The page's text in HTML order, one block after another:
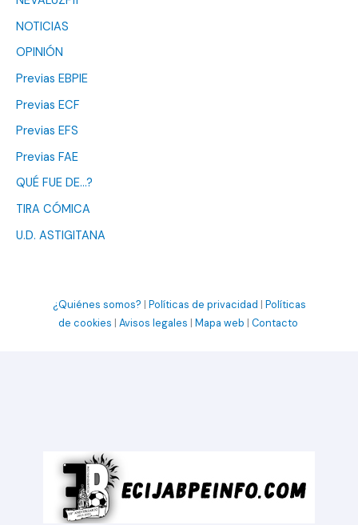
NOTICIAS
OPINIÓN
Previas EBPIE
Previas ECF
Previas EFS
Previas FAE
QUÉ FUE DE…?
TIRA CÓMICA
U.D. ASTIGITANA
¿Quiénes somos? | Políticas de privacidad | Políticas
de cookies | Avisos legales | Mapa web | Contacto